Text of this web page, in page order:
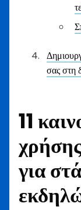
σας στη
11
για